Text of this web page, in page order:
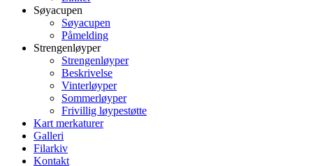
Søyacupen
Søyacupen
Påmelding
Strengenløyper
Strengenløyper
Beskrivelse
Vinterløyper
Sommerløyper
Frivillig løypestøtte
Kart merkaturer
Galleri
Filarkiv
Kontakt